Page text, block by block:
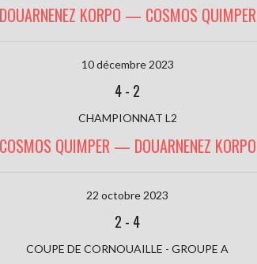
DOUARNENEZ KORPO — COSMOS QUIMPER
10 décembre 2023
4- 2
CHAMPIONNAT L2
COSMOS QUIMPER — DOUARNENEZ KORPO
22 octobre 2023
2 - 4
COUPE DE CORNOUAILLE - GROUPE A